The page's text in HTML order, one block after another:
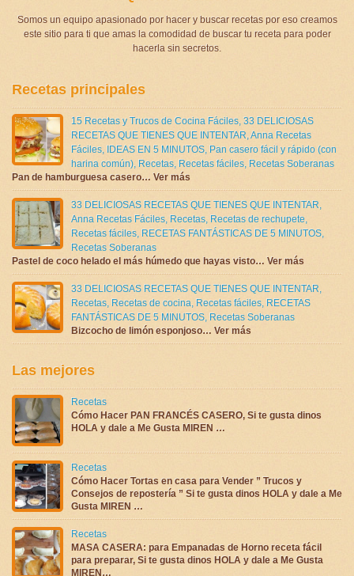
Somos un equipo apasionado por hacer y buscar recetas por eso creamos
este sitio para ti que amas la comodidad de buscar tu receta para poder
hacerla sin secretos.
Recetas principales
15 Recetas y Trucos de Cocina Fáciles, 33 DELICIOSAS
RECETAS QUE TIENES QUE INTENTAR,Anna Recetas
Fáciles, IDEAS EN 5 MINUTOS, Pan casero fácil y rápido (con
harina común), Recetas, Recetas fáciles, Recetas Soberanas
Pan de hamburguesa casero… Ver más
33 DELICIOSAS RECETAS QUE TIENES QUE INTENTAR,
Anna Recetas Fáciles, Recetas, Recetas de rechupete,
Recetas fáciles, RECETAS FANTÁSTICAS DE 5 MINUTOS,
Recetas Soberanas
Pastel de coco helado el más húmedo que hayas visto… Ver más
33 DELICIOSAS RECETAS QUE TIENES QUE INTENTAR,
Recetas, Recetas de cocina, Recetas fáciles, RECETAS
FANTÁSTICAS DE 5 MINUTOS, Recetas Soberanas
Bizcocho de limón esponjoso… Ver más
Las mejores
Recetas
Cómo Hacer PAN FRANCÉS CASERO, Si te gusta dinos
HOLA y dale a Me Gusta MIREN …
Recetas
Cómo Hacer Tortas en casa para Vender ” Trucos y
Consejos de repostería ” Si te gusta dinos HOLA y dale a Me
Gusta MIREN …
Recetas
MASA CASERA: para Empanadas de Horno receta fácil
para preparar, Si te gusta dinos HOLA y dale a Me Gusta
MIREN…